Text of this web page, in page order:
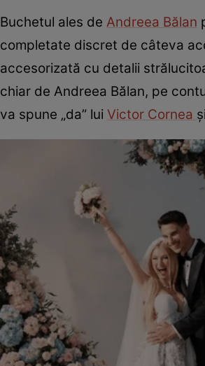
Buchetul ales de Andreea Bălan
completate discret de câteva
accesorizată cu detalii
chiar de Andreea Bălan, pe
va spune „da” lui Victor Cornea